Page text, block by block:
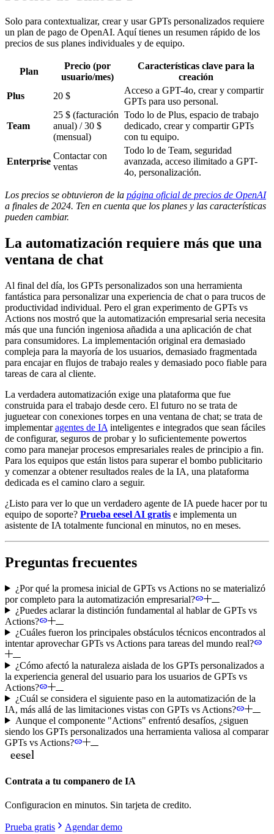
Solo para contextualizar, crear y usar GPTs personalizados requiere
un plan de pago de OpenAI. Aquí tienes un resumen rápido de los
precios de sus planes individuales y de equipo.
Plan
Precio (por
usuario/mes)
Características clave para la
creación
Plus
20 $
Acceso a GPT-4o, crear y compartir
GPTs para uso personal.
Team
25 $ (facturación
anual) / 30 $
(mensual)
Todo lo de Plus, espacio de trabajo
dedicado, crear y compartir GPTs
con tu equipo.
Enterprise
Contactar con
ventas
Todo lo de Team, seguridad
avanzada, acceso ilimitado a GPT-
4o, personalización.
Los precios se obtuvieron de la página oficial de precios de OpenAI
a finales de 2024. Ten en cuenta que los planes y las características
pueden cambiar.
La automatización requiere más que una
ventana de chat
Al final del día, los GPTs personalizados son una herramienta
fantástica para personalizar una experiencia de chat o para trucos de
productividad individual. Pero el gran experimento de GPTs vs
Actions nos mostró que la automatización empresarial seria necesita
más que una función ingeniosa añadida a una aplicación de chat
para consumidores. La implementación original era demasiado
compleja para la mayoría de los usuarios, demasiado fragmentada
para encajar en flujos de trabajo reales y demasiado poco fiable para
tareas de cara al cliente.
La verdadera automatización exige una plataforma que fue
construida para el trabajo desde cero. El futuro no se trata de
juguetear con conexiones torpes en una ventana de chat; se trata de
implementaragentes de IA inteligentes e integrados que sean fáciles
de configurar, seguros de probar y lo suficientemente powertos
como para manejar procesos empresariales reales de principio a fin.
Para los equipos que están listos para superar el bombo publicitario
y comenzar a obtener resultados reales de la IA, una plataforma
dedicada es el camino claro a seguir.
¿Listo para ver lo que un verdadero agente de IA puede hacer por tu
equipo de soporte? Prueba eesel AI gratis e implementa un
asistente de IA totalmente funcional en minutos, no en meses.
Preguntas frecuentes
¿Por qué la promesa inicial de GPTs vs Actions no se materializó
por completo para la automatización empresarial?
¿Puedes aclarar la distinción fundamental al hablar de GPTs vs
Actions?
¿Cuáles fueron los principales obstáculos técnicos encontrados al
intentar aprovechar GPTs vs Actions para tareas del mundo real?
¿Cómo afectó la naturaleza aislada de los GPTs personalizados a
la experiencia general del usuario para los usuarios de GPTs vs
Actions?
¿Cuál se considera el siguiente paso en la automatización de la
IA, más allá de las limitaciones vistas con GPTs vs Actions?
Aunque el componente "Actions" enfrentó desafíos, ¿siguen
siendo los GPTs personalizados una herramienta valiosa al comparar
GPTs vs Actions?
Contrata a tu companero de IA
Configuracion en minutos. Sin tarjeta de credito.
Prueba gratis Agendar demo